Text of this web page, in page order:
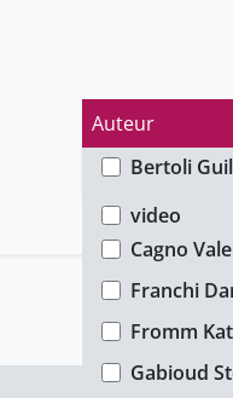
Auteur
Bertoli
Bettoli
Cagno
Franchi
Fromm
Gabioud
Type de média
video